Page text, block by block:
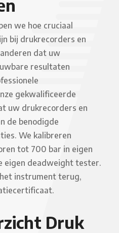
we hoe cruciaal
bij drukrecorders en
dat uw
resultaten
gekwalificeerde
uw drukrecorders en
de benodigde
We kalibreren
tot 700 bar in eigen
eigen deadweight tester.
instrument terug,
Druk